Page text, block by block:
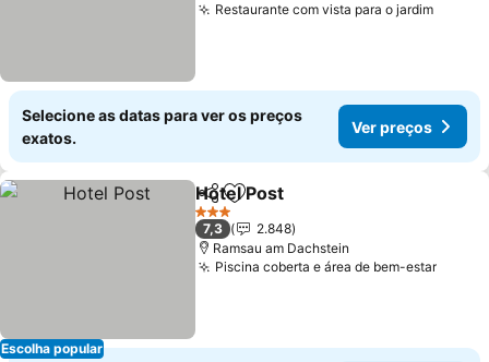
Restaurante com vista para o jardim
Selecione as datas para ver os preços
exatos.
Ver preços
Escolha popular
PartilharAdicionar aos favoritos
Hotel Post
3 Estrelas
7,3
2.848
Ramsau am Dachstein
Piscina coberta e área de bem-estar